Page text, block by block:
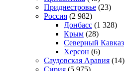
Приднестровье (23)
Россия (2 982)
Донбасс (1 328)
Крым (28)
Северный Кавказ
Херсон (6)
Саудовская Аравия (14)